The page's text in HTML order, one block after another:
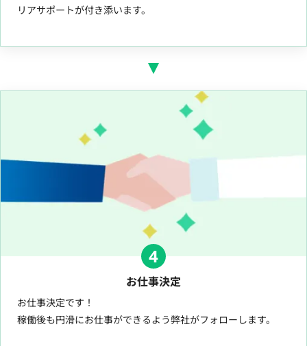
リアサポートが付き添います。
4
お仕事決定
お仕事決定です！
稼働後も円滑にお仕事ができるよう弊社がフォローします。